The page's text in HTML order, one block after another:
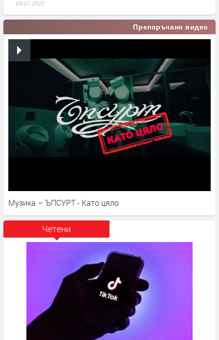
09.01.2023
Препоръчано видео
Музика – ЪПСУРТ - Като цяло
Четени